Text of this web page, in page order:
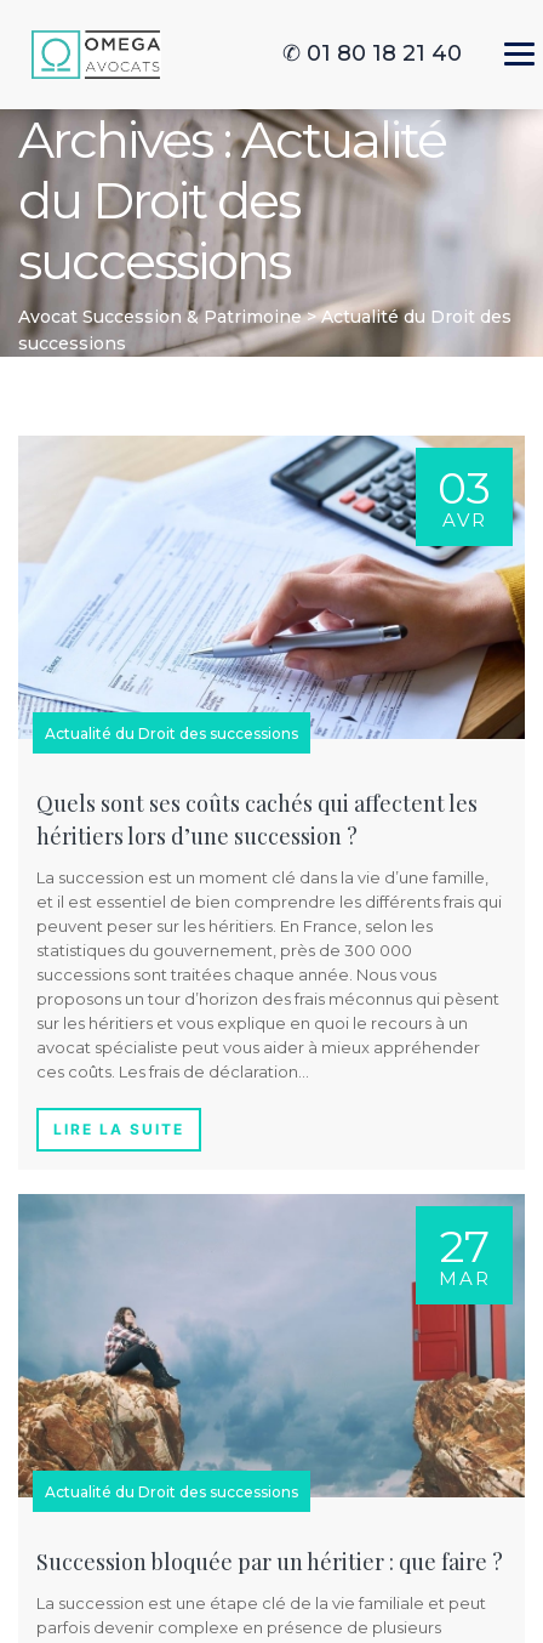
✆ 01 80 18 21 40
Archives :Actualité
du Droit des
successions
Avocat Succession & Patrimoine>Actualité du Droit des
successions
03
AVR
Actualité du Droit des successions
Quels sont ses coûts cachés qui affectent les
héritiers lors d’une succession ?
La succession est un moment clé dans la vie d’une famille,
et il est essentiel de bien comprendre les différents frais qui
peuvent peser sur les héritiers. En France, selon les
statistiques du gouvernement, près de 300 000
successions sont traitées chaque année. Nous vous
proposons un tour d’horizon des frais méconnus qui pèsent
sur les héritiers et vous explique en quoi le recours à un
avocat spécialiste peut vous aider à mieux appréhender
ces coûts. Les frais de déclaration…
LIRE LA SUITE
27
MAR
Actualité du Droit des successions
Succession bloquée par un héritier : que faire ?
La succession est une étape clé de la vie familiale et peut
parfois devenir complexe en présence de plusieurs